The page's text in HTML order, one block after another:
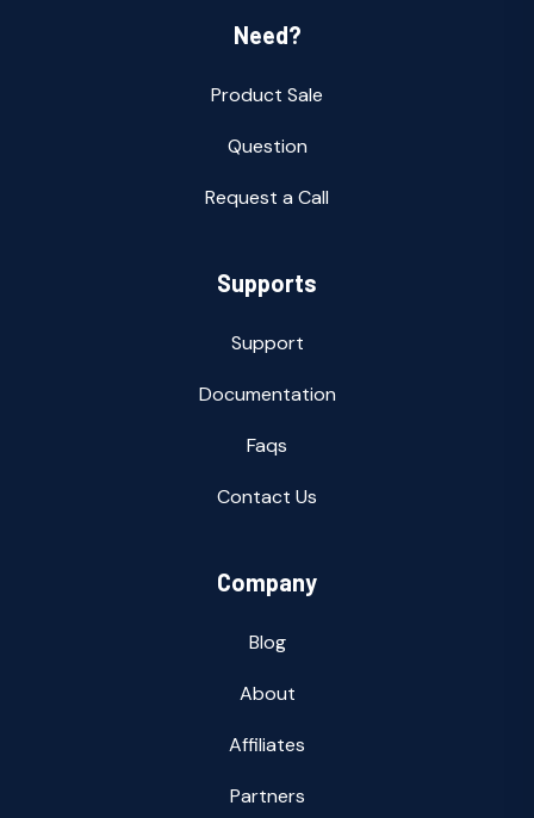
Need?
Product Sale
Question
Request a Call
Supports
Support
Documentation
Faqs
Contact Us
Company
Blog
About
Affiliates
Partners